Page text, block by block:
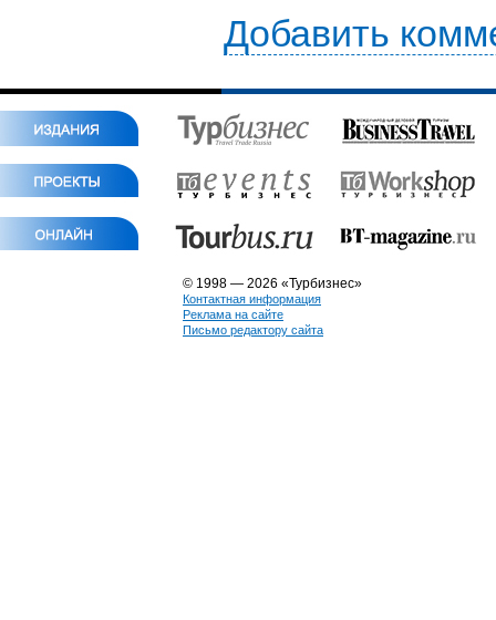
Добавить
© 1998 — 2026 «Турбизнес»
Контактная информация
Реклама на сайте
Письмо редактору сайта